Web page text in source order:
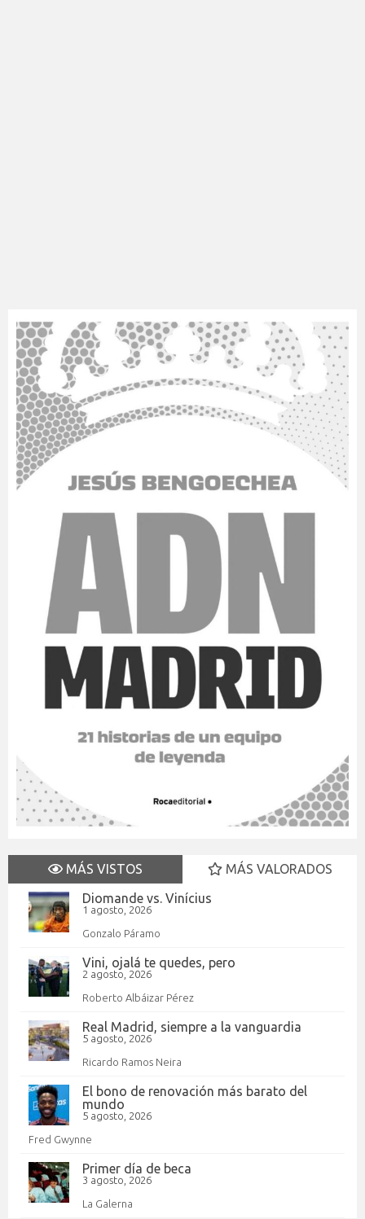
MÁS VISTOS
MÁS VALORADOS
Diomande vs. Vinícius
1 agosto, 2026
Gonzalo Páramo
Vini, ojalá te quedes, pero
2 agosto, 2026
Roberto Albáizar Pérez
Real Madrid, siempre a la vanguardia
5 agosto, 2026
Ricardo Ramos Neira
El bono de renovación más barato del
mundo
5 agosto, 2026
Fred Gwynne
Primer día de beca
3 agosto, 2026
La Galerna